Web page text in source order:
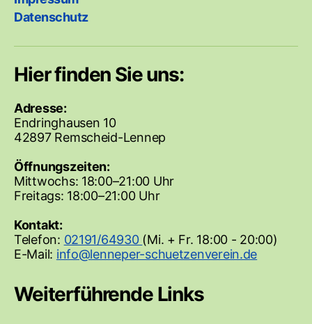
Datenschutz
Hier finden Sie uns:
Adresse:
Endringhausen 10
42897 Remscheid-Lennep
Öffnungszeiten:
Mittwochs: 18:00–21:00 Uhr
Freitags: 18:00–21:00 Uhr
Kontakt:
Telefon: 02191/64930 (Mi. + Fr. 18:00 - 20:00)
E-Mail:
Weiterführende Links